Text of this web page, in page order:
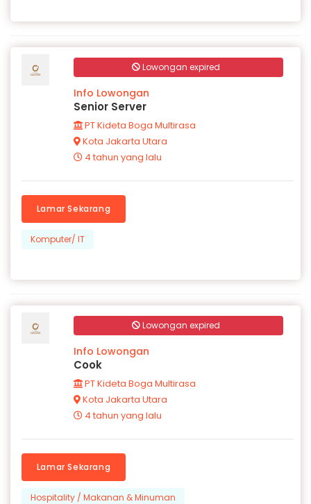
Lowongan expired
Info Lowongan
Senior Server
PT Kideta Boga Multirasa
Kota Jakarta Utara
4 tahun yang lalu
Lamar Sekarang
Komputer/ IT
Lowongan expired
Info Lowongan
Cook
PT Kideta Boga Multirasa
Kota Jakarta Utara
4 tahun yang lalu
Lamar Sekarang
Hospitality / Makanan & Minuman